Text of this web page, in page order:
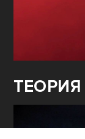
ТЕОРИЯ